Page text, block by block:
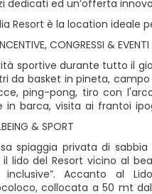
spiaggia privata di
lido del Resort vicino al
inclusive”. Accanto al
collocata a 50 mt
& SPORT
sportive durante tutto il
da basket in pineta,
ping-pong, tiro con
in barca, visita ai frantoi
CONGRESSI & EVENTI
Resort è la location ideale
dedicati ed un’offerta